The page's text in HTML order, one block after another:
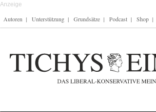
Autoren Unterstützung Grundsätze Podcast Shop